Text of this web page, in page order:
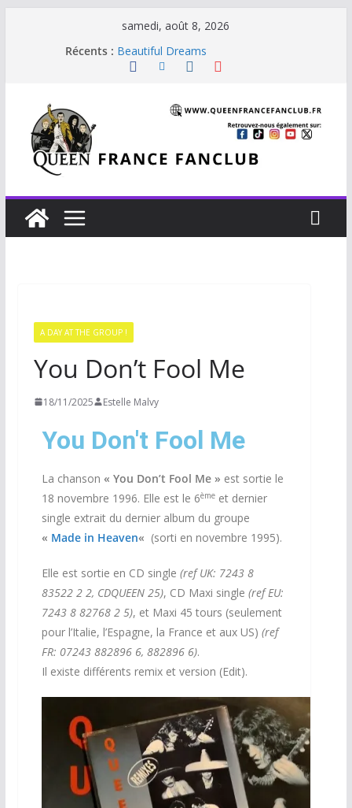
samedi, août 8, 2026
Récents : Beautiful Dreams
Glouttons For Punishment (1981)
Je vis avec Freddie Mercury
A DAY AT THE GROUP !
You Don’t Fool Me
18/11/2025 Estelle Malvy
You Don't Fool Me
La chanson « You Don’t Fool Me » est sortie le
18 novembre 1996. Elle est le 6èmeet dernier
single extrait du dernier album du groupe
« Made in Heaven« (sorti en novembre 1995).
Elle est sortie en CD single (ref UK: 7243 8
83522 2 2, CDQUEEN 25), CD Maxi single (ref EU:
7243 8 82768 2 5), et Maxi 45 tours (seulement
pour l’Italie, l’Espagne, la France et aux US) (ref
FR: 07243 882896 6, 882896 6).
Il existe différents remix et version (Edit).